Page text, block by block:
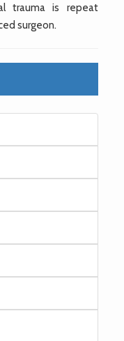
trauma is repeat
surgeon.